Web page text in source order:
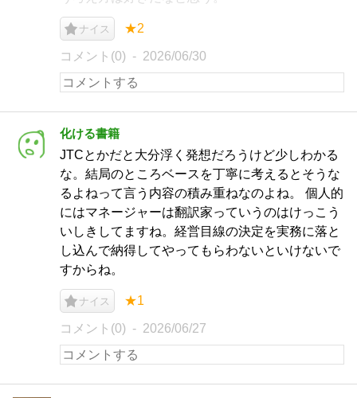
ナイス ★2
コメント(0) 2026/06/30
化ける書籍
JTCとかだと大分浮く発想だろうけど少しわかる
な。結局のところベースを丁寧に考えるとそうな
るよねって言う内容の積み重ねなのよね。 個人的
にはマネージャーは翻訳家っていうのはけっこう
いしきしてますね。経営目線の決定を実務に落と
し込んで納得してやってもらわないといけないで
すからね。
ナイス ★1
コメント(0) 2026/06/27